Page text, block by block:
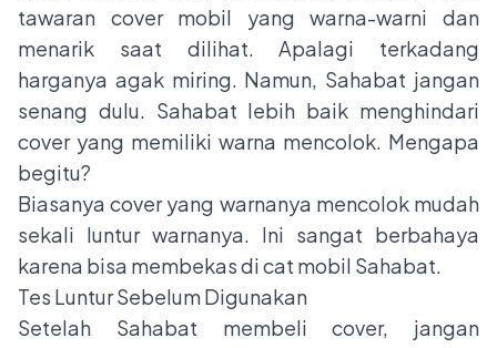
tawaran cover mobil yang warna-warni dan
menarik saat dilihat. Apalagi terkadang
harganya agak miring. Namun, Sahabat jangan
senang dulu. Sahabat lebih baik menghindari
cover yang memiliki warna mencolok. Mengapa
begitu?
Biasanya cover yang warnanya mencolok mudah
sekali luntur warnanya. Ini sangat berbahaya
karena bisa membekas di cat mobil Sahabat.
Tes Luntur Sebelum Digunakan
Setelah Sahabat membeli cover, jangan